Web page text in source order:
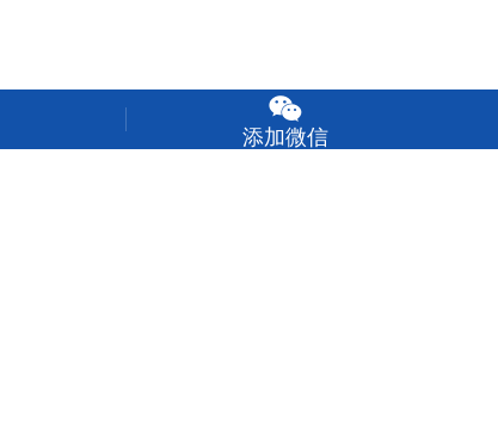

添加微信